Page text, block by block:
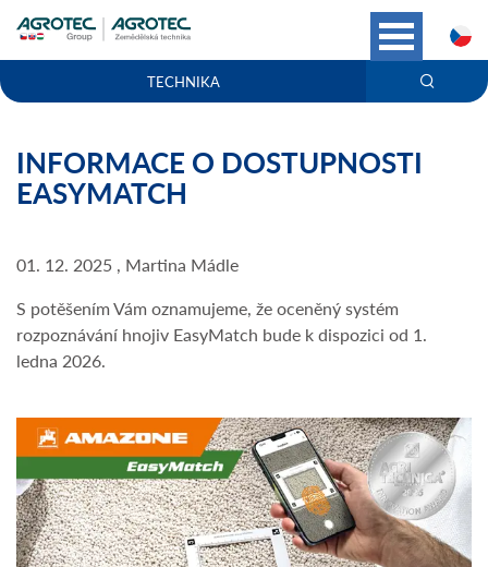
TECHNIKA
INFORMACE O DOSTUPNOSTI
EASYMATCH
01. 12. 2025 , Martina Mádle
S potěšením Vám oznamujeme, že oceněný systém
rozpoznávání hnojiv EasyMatch bude k dispozici od 1.
ledna 2026.